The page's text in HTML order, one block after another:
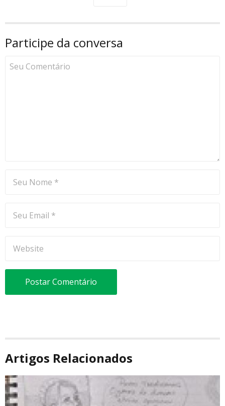
Participe da conversa
Artigos Relacionados